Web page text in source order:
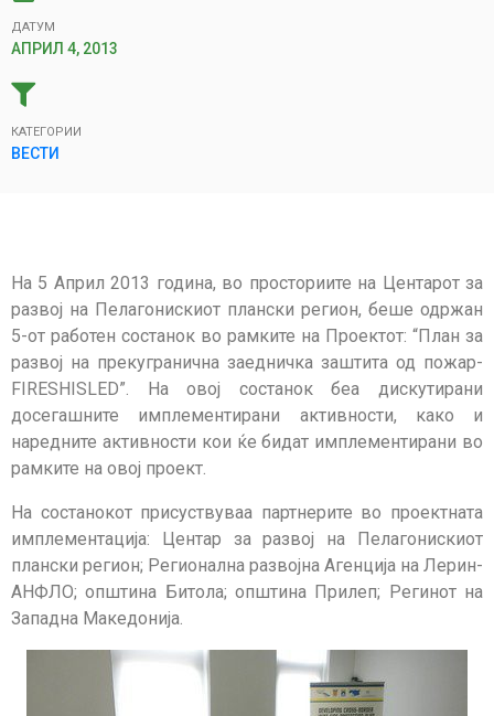
ДАТУМ
АПРИЛ 4, 2013
КАТЕГОРИИ
ВЕСТИ
На 5 Април 2013 година, во просториите на Центарот за
развој на Пелагонискиот плански регион, беше одржан
5-от работен состанок во рамките на Проектот: “План за
развој на прекугранична заедничка заштита од пожар-
FIRESHISLED”. На овој состанок беа дискутирани
досегашните имплементирани активности, како и
наредните активности кои ќе бидат имплементирани во
рамките на овој проект.
На состанокот присуствуваа партнерите во проектната
имплементација: Центар за развој на Пелагонискиот
плански регион; Регионална развојна Агенција на Лерин-
АНФЛО; општина Битола; општина Прилеп; Регинот на
Западна Македонија.